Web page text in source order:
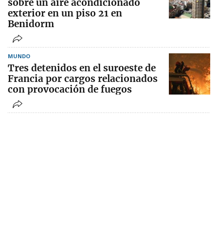
sobre un aire acondicionado
exterior en un piso 21 en
Benidorm
MUNDO
Tres detenidos en el suroeste de
Francia por cargos relacionados
con provocación de fuegos